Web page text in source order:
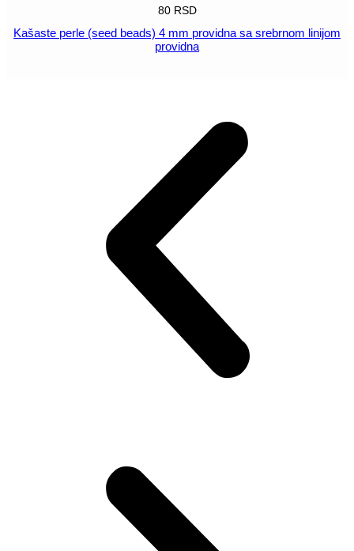
80 RSD
Kašaste perle (seed beads) 4 mm providna sa srebrnom linijom
providna